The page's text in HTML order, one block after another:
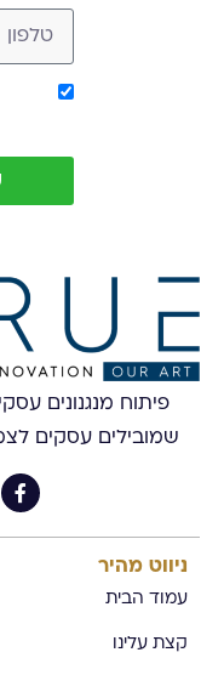
פיתוח מנגנונים
שמובילים עסקים
ניווט מהיר
עמוד הבית
קצת עלינו